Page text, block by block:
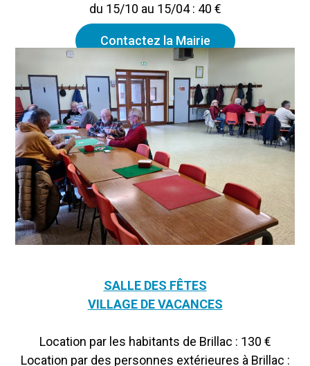
du 15/10 au 15/04 : 40 €
Contactez la Mairie
SALLE DES FÊTES
VILLAGE DE VACANCES
Location par les habitants de Brillac : 130 €
Location par des personnes extérieures à Brillac :